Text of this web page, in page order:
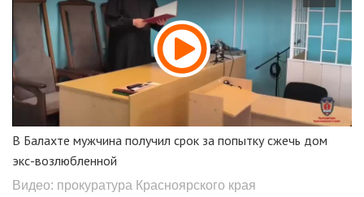
В Балахте мужчина получил срок за попытку сжечь дом
экс-возлюбленной
Видео: прокуратура Красноярского края